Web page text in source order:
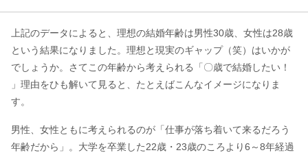
上記のデータによると、理想の結婚年齢は男性30歳、女性は28歳
という結果になりました。理想と現実のギャップ（笑）はいかが
でしょうか。さてこの年齢から考えられる「〇歳で結婚したい！
」理由をひも解いて見ると、たとえばこんなイメージになりま
す。
男性、女性ともに考えられるのが「仕事が落ち着いて来るだろう
年齢だから」。大学を卒業した22歳・23歳のころより6～8年経過